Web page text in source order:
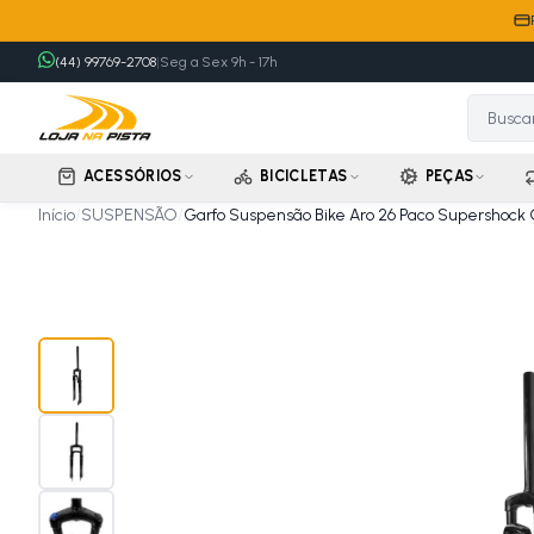
(44) 99769-2708|Seg a Sex 9h - 17h
ACESSÓRIOS BICICLETAS PEÇAS
Início/SUSPENSÃO/Garfo Suspensão Bike Aro 26 Paco Supershock